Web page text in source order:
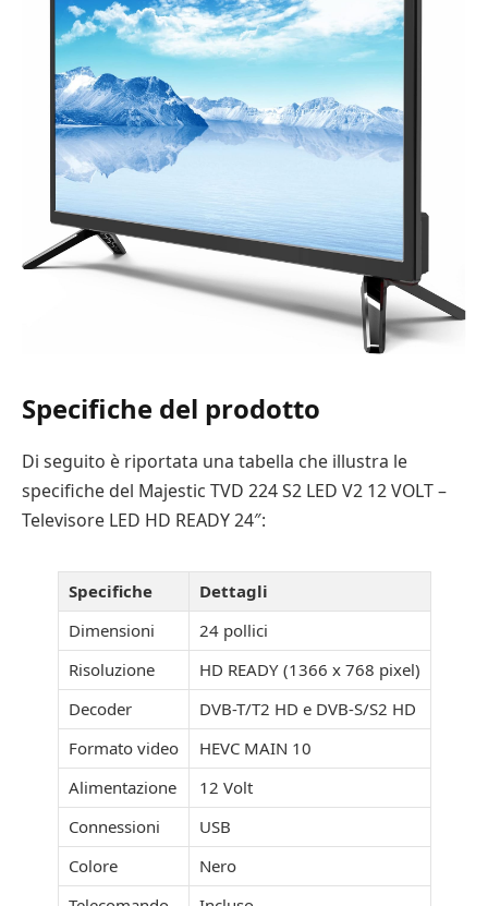
Specifiche del prodotto
Di seguito è riportata una tabella che illustra le
specifiche del Majestic TVD 224 S2 LED V2 12 VOLT –
Televisore LED HD READY 24″:
Specifiche
Dettagli
Dimensioni
24 pollici
Risoluzione
HD READY (1366 x 768 pixel)
Decoder
DVB-T/T2 HD e DVB-S/S2 HD
Formato video
HEVC MAIN 10
Alimentazione
12 Volt
Connessioni
USB
Colore
Nero